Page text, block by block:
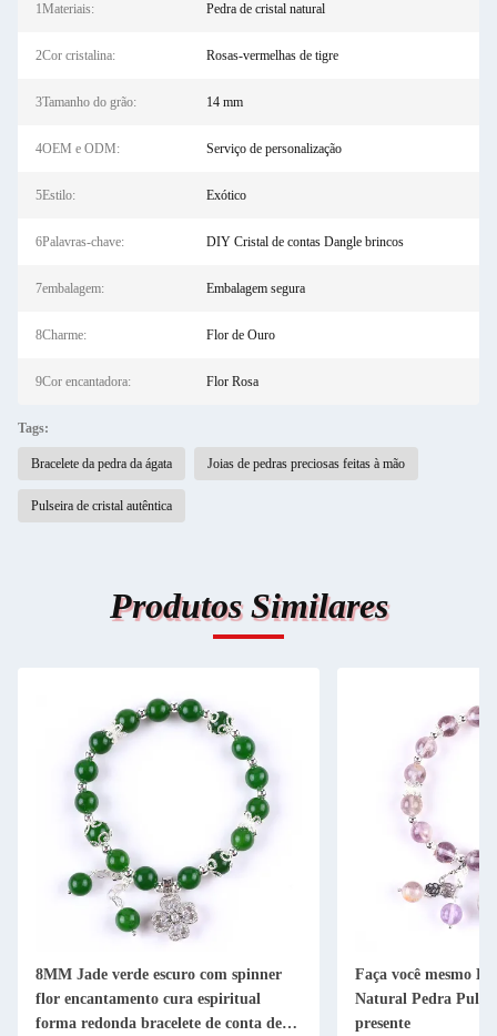
1Materiais: Pedra de cristal natural
2Cor cristalina: Rosas-vermelhas de tigre
3Tamanho do grão: 14 mm
4OEM e ODM: Serviço de personalização
5Estilo: Exótico
6Palavras-chave: DIY Cristal de contas Dangle brincos
7embalagem: Embalagem segura
8Charme: Flor de Ouro
9Cor encantadora: Flor Rosa
Tags:
Bracelete da pedra da ágata Joias de pedras preciosas feitas à mão
Pulseira de cristal autêntica
Produtos Similares
8MM Jade verde escuro com spinner
flor encantamento cura espiritual
forma redonda bracelete de conta de
Faça você mesmo
Natural Pedra
presente